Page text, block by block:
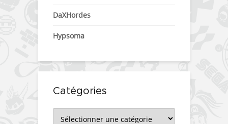
DaXHordes
Hypsoma
Catégories